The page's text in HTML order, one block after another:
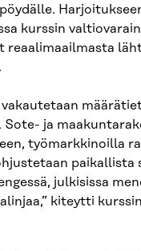
kurssin
reaalimaailmasta
Sote- ja
työmarkkinoilla
paikallista
julkisissa
kiteytti